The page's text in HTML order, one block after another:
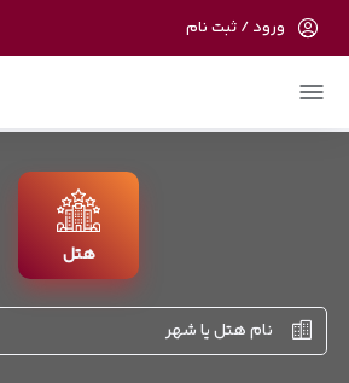
در حال حاضر ارتباط با سرور
ورود / ثبت نام
هتل
نام هتل یا شهر